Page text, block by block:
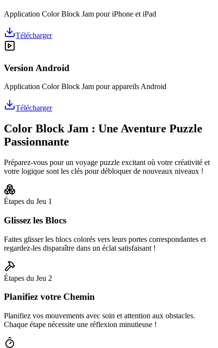
Application Color Block Jam pour iPhone et iPad
Télécharger
Version Android
Application Color Block Jam pour appareils Android
Télécharger
Color Block Jam : Une Aventure Puzzle
Passionnante
Préparez-vous pour un voyage puzzle excitant où votre créativité et
votre logique sont les clés pour débloquer de nouveaux niveaux !
Étapes du Jeu 1
Glissez les Blocs
Faites glisser les blocs colorés vers leurs portes correspondantes et
regardez-les disparaître dans un éclat satisfaisant !
Étapes du Jeu 2
Planifiez votre Chemin
Planifiez vos mouvements avec soin et attention aux obstacles.
Chaque étape nécessite une réflexion minutieuse !